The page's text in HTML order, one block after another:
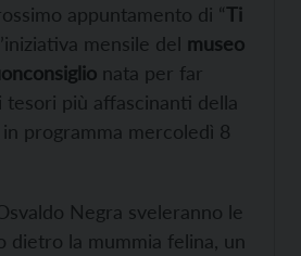
appuntamento di “Ti
mensile del museo
nata per far
più affascinanti della
programma mercoledì 8
Negra sveleranno le
dietro la mummia felina, un